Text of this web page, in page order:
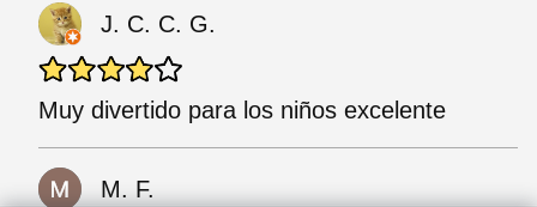
J. C. C. G.
Muy divertido para los niños excelente
M. F.